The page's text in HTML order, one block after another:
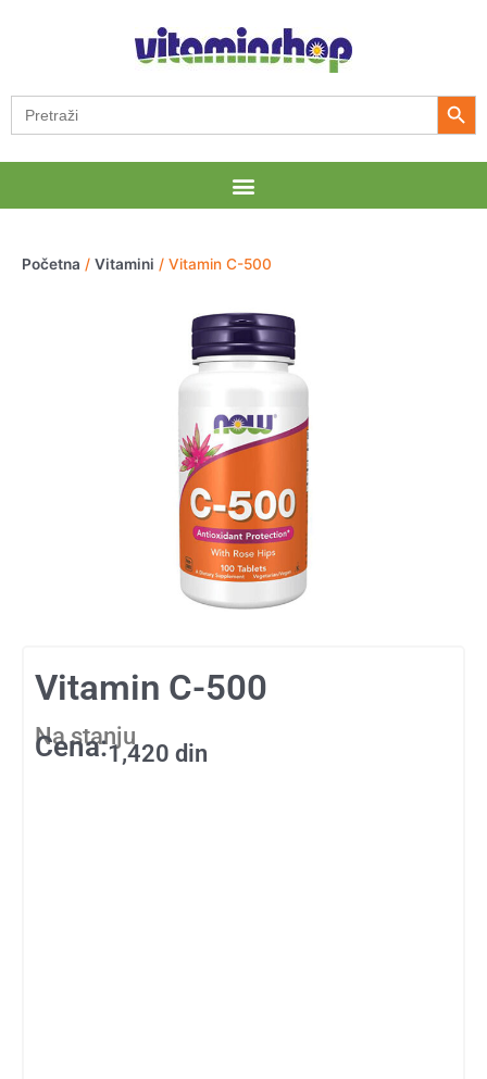
Search
for:
Search Button
Menu
Početna / Vitamini / Vitamin C-500
Vitamin C-500
Na stanju
Cena:1,420 din